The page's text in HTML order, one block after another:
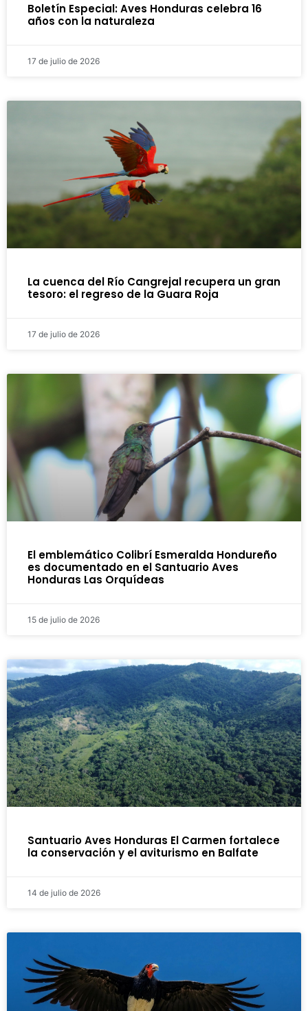
Boletín Especial: Aves Honduras celebra 16
años con la naturaleza
17 de julio de 2026
La cuenca del Río Cangrejal recupera un gran
tesoro: el regreso de la Guara Roja
17 de julio de 2026
El emblemático Colibrí Esmeralda Hondureño
es documentado en el Santuario Aves
Honduras Las Orquídeas
15 de julio de 2026
Santuario Aves Honduras El Carmen fortalece
la conservación y el aviturismo en Balfate
14 de julio de 2026